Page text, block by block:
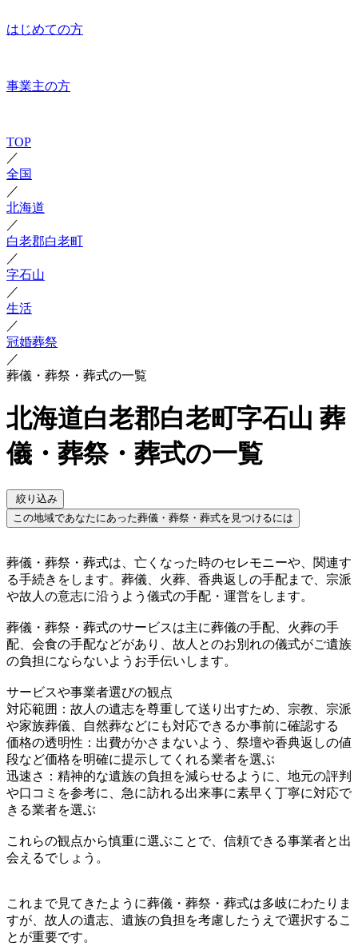
はじめての方
事業主の方
TOP
／
全国
／
北海道
／
白老郡白老町
／
字石山
／
生活
／
冠婚葬祭
／
葬儀・葬祭・葬式の一覧
北海道白老郡白老町字石山 葬
儀・葬祭・葬式の一覧
絞り込み
この地域であなたにあった葬儀・葬祭・葬式を見つけるには
葬儀・葬祭・葬式は、亡くなった時のセレモニーや、関連す
る手続きをします。葬儀、火葬、香典返しの手配まで、宗派
や故人の意志に沿うよう儀式の手配・運営をします。
葬儀・葬祭・葬式のサービスは主に葬儀の手配、火葬の手
配、会食の手配などがあり、故人とのお別れの儀式がご遺族
の負担にならないようお手伝いします。
サービスや事業者選びの観点
対応範囲：故人の遺志を尊重して送り出すため、宗教、宗派
や家族葬儀、自然葬などにも対応できるか事前に確認する
価格の透明性：出費がかさまないよう、祭壇や香典返しの値
段など価格を明確に提示してくれる業者を選ぶ
迅速さ：精神的な遺族の負担を減らせるように、地元の評判
や口コミを参考に、急に訪れる出来事に素早く丁寧に対応で
きる業者を選ぶ
これらの観点から慎重に選ぶことで、信頼できる事業者と出
会えるでしょう。
これまで見てきたように葬儀・葬祭・葬式は多岐にわたりま
すが、故人の遺志、遺族の負担を考慮したうえで選択するこ
とが重要です。